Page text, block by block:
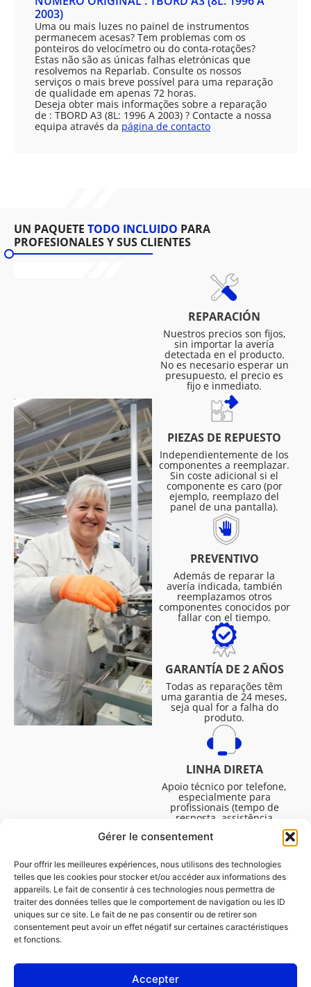
Gérer le consentement
Pour offrir les meilleures expériences, nous utilisons des technologies
telles que les cookies pour stocker et/ou accéder aux informations des
appareils. Le fait de consentir à ces technologies nous permettra de
traiter des données telles que le comportement de navigation ou les ID
uniques sur ce site. Le fait de ne pas consentir ou de retirer son
consentement peut avoir un effet négatif sur certaines caractéristiques
et fonctions.
Accepter
2003)
Uma ou mais luzes no painel de instrumentos
permanecem acesas? Tem problemas com os
ponteiros do velocímetro ou do conta-rotações?
Estas não são as únicas falhas eletrónicas que
resolvemos na Reparlab. Consulte os nossos
serviços o mais breve possível para uma reparação
de qualidade em apenas 72 horas.
Deseja obter mais informações sobre a reparação
de : TBORD A3 (8L: 1996 A 2003) ? Contacte a nossa
equipa através da página de contacto
UN PAQUETE TODO INCLUIDO PARA
PROFESIONALES Y SUS CLIENTES
REPARACIÓN
Nuestros precios son fijos,
sin importar la avería
detectada en el producto.
No es necesario esperar un
presupuesto, el precio es
fijo e inmediato.
PIEZAS DE REPUESTO
Independientemente de los
componentes a reemplazar.
Sin coste adicional si el
componente es caro (por
ejemplo, reemplazo del
panel de una pantalla).
PREVENTIVO
Además de reparar la
avería indicada, también
reemplazamos otros
componentes conocidos por
fallar con el tiempo.
GARANTÍA DE 2 AÑOS
Todas as reparações têm
uma garantia de 24 meses,
seja qual for a falha do
produto.
LINHA DIRETA
Apoio técnico por telefone,
especialmente para
profissionais (tempo de
resposta, assistência
técnica, etc.). De segunda a
sexta-feira, das 08:30 às